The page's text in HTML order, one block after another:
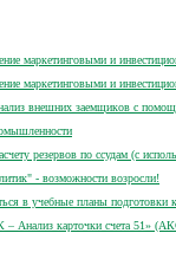
маркетинговыми и
маркетинговыми и
внешних заемщиков с
резервов по ссудам (с
- возможности возросли!
в учебные планы подготовки
Анализ карточки счета 51»